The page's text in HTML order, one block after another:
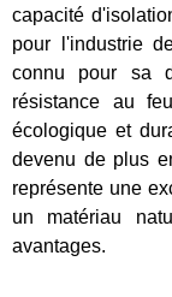
capacité
pour l'industrie
connu pour sa
résistance au
écologique et
devenu de plus
représente une
un matériau
avantages.